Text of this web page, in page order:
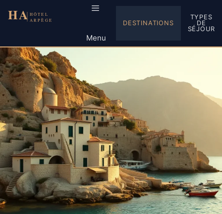
au
Menu
DESTINATIONS
TYPES
DE
SÉJOUR